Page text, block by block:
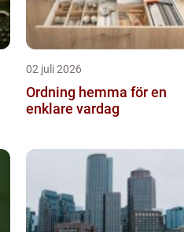
02 juli 2026
Ordning hemma för en
enklare vardag